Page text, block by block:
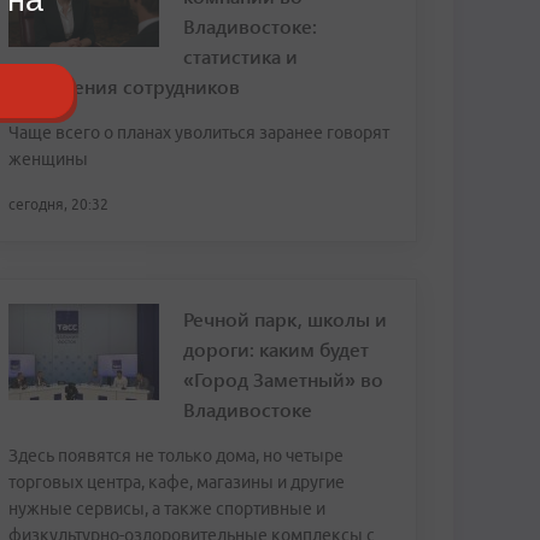
Владивостоке:
статистика и
откровения сотрудников
Чаще всего о планах уволиться заранее говорят
женщины
сегодня, 20:32
Речной парк, школы и
дороги: каким будет
«Город Заметный» во
Владивостоке
Здесь появятся не только дома, но четыре
торговых центра, кафе, магазины и другие
нужные сервисы, а также спортивные и
физкультурно-оздоровительные комплексы с